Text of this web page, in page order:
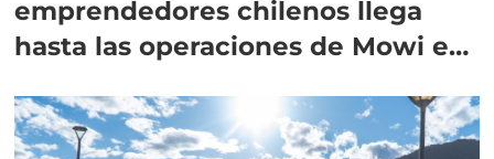
emprendedores chilenos llega
hasta las operaciones de Mowi en